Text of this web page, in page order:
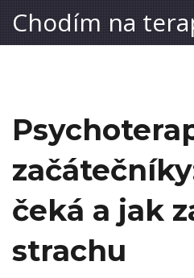
Chodím na
čeká a jak
strachu